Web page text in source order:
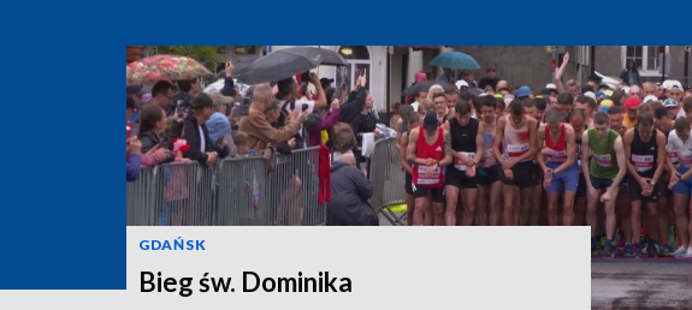
GDAŃSK
Bieg św. Dominika